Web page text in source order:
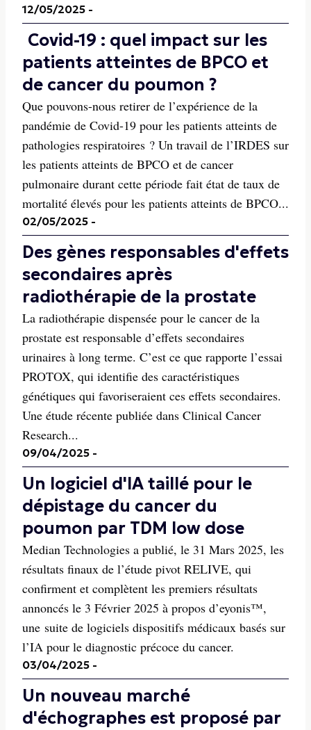
12/05/2025 -
Covid-19 : quel impact sur les
patients atteintes de BPCO et
de cancer du poumon ?
Que pouvons-nous retirer de l’expérience de la
pandémie de Covid-19 pour les patients atteints de
pathologies respiratoires ? Un travail de l’IRDES sur
les patients atteints de BPCO et de cancer
pulmonaire durant cette période fait état de taux de
mortalité élevés pour les patients atteints de BPCO...
02/05/2025 -
Des gènes responsables d'effets
secondaires après
radiothérapie de la prostate
La radiothérapie dispensée pour le cancer de la
prostate est responsable d’effets secondaires
urinaires à long terme. C’est ce que rapporte l’essai
PROTOX, qui identifie des caractéristiques
génétiques qui favoriseraient ces effets secondaires.
Une étude récente publiée dans Clinical Cancer
Research...
09/04/2025 -
Un logiciel d'IA taillé pour le
dépistage du cancer du
poumon par TDM low dose
Median Technologies a publié, le 31 Mars 2025, les
résultats finaux de l’étude pivot RELIVE, qui
confirment et complètent les premiers résultats
annoncés le 3 Février 2025 à propos d’eyonis™,
une suite de logiciels dispositifs médicaux basés sur
l’IA pour le diagnostic précoce du cancer.
03/04/2025 -
Un nouveau marché
d'échographes est proposé par